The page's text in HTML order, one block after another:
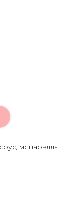
моцарелла